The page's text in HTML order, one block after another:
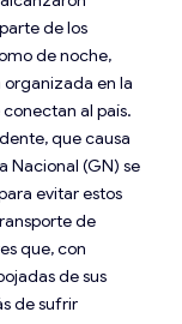
de los
de noche,
en la
al país.
que causa
Nacional (GN) se
evitar estos
de
que, con
de sus
de sufrir